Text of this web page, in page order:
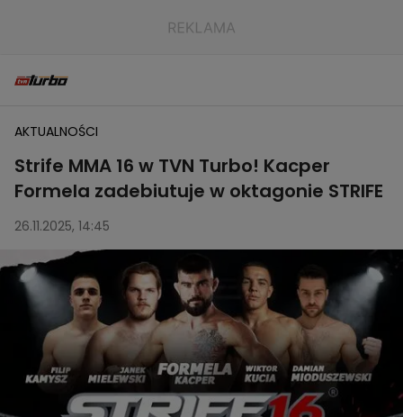
AKTUALNOŚCI
Strife MMA 16 w TVN Turbo! Kacper
Formela zadebiutuje w oktagonie STRIFE
26.11.2025, 14:45